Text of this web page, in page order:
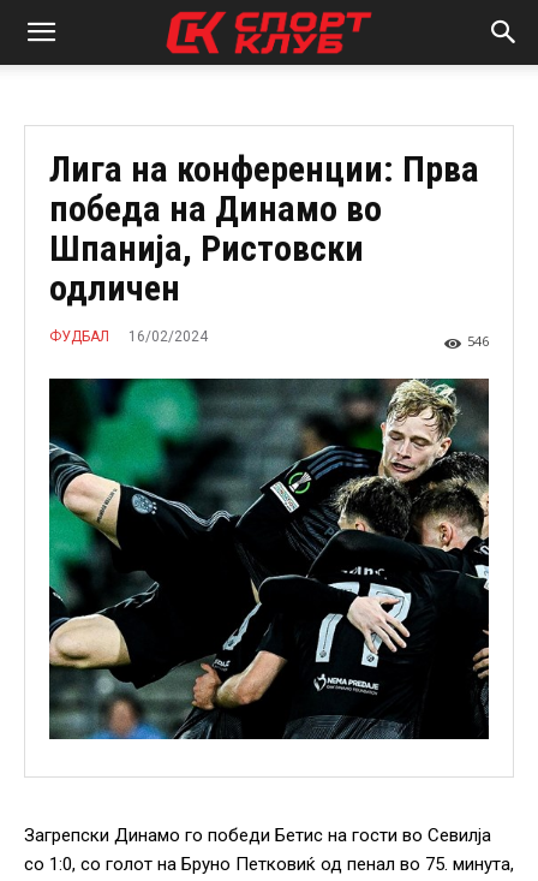
Лига на конференции: Прва
победа на Динамо во
Шпанија, Ристовски
одличен
ФУДБАЛ 16/02/2024 546
Загрепски Динамо го победи Бетис на гости во Севилја
со 1:0, со голот на Бруно Петковиќ од пенал во 75. минута,